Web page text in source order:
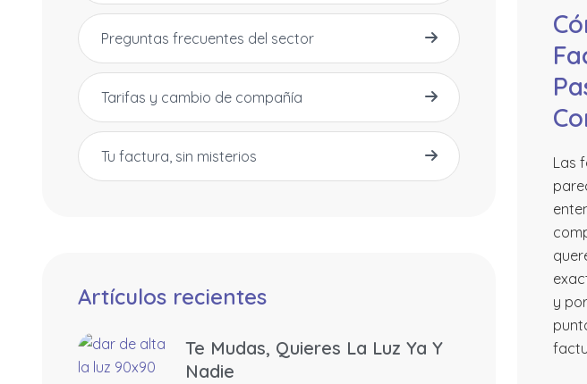
Las
y
Preguntas frecuentes del sector
Tarifas y cambio de compañía
Tu factura, sin misterios
Artículos recientes
Te Mudas, Quieres La Luz Ya Y
Nadie